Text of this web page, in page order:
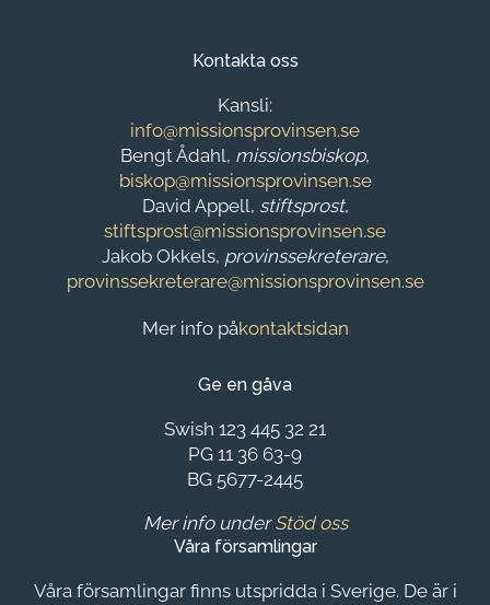
Kontakta oss
Kansli:
info@missionsprovinsen.se
Bengt Ådahl, missionsbiskop,
biskop@missionsprovinsen.se
David Appell, stiftsprost,
stiftsprost@missionsprovinsen.se
Jakob Okkels, provinssekreterare,
provinssekreterare@missionsprovinsen.se
Mer info påkontaktsidan
Ge en gåva
Swish 123 445 32 21
PG 11 36 63-9
BG 5677-2445
Mer info underStöd oss
Våra församlingar
Våra församlingar finns utspridda i Sverige. De är i